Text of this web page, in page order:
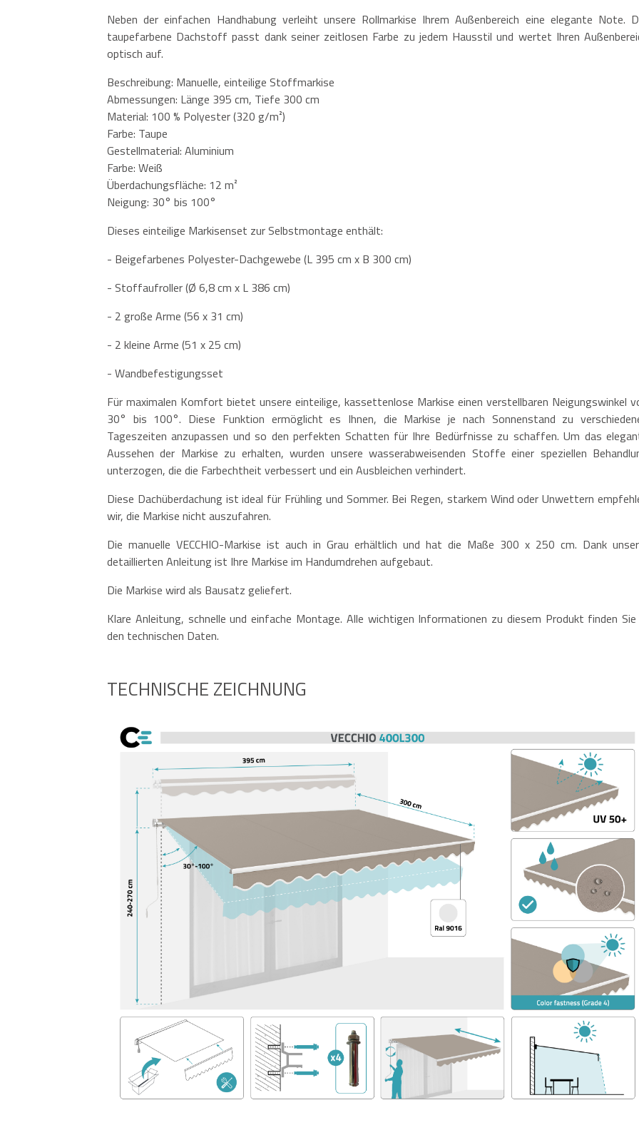
Neben der einfachen Handhabung verleiht unsere Rollmarkise Ihrem Außenbereich eine elegante Note.
taupefarbene Dachstoff passt dank seiner zeitlosen Farbe zu jedem Hausstil und wertet Ihren
optisch auf.
Beschreibung: Manuelle, einteilige Stoffmarkise
Abmessungen: Länge 395 cm, Tiefe 300 cm
Material: 100 % Polyester (320 g/m²)
Farbe: Taupe
Gestellmaterial: Aluminium
Farbe: Weiß
Überdachungsfläche: 12 m²
Neigung: 30° bis 100°
Dieses einteilige Markisenset zur Selbstmontage enthält:
- Beigefarbenes Polyester-Dachgewebe (L 395 cm x B 300 cm)
- Stoffaufroller (Ø 6,8 cm x L 386 cm)
- 2 große Arme (56 x 31 cm)
- 2 kleine Arme (51 x 25 cm)
- Wandbefestigungsset
Für maximalen Komfort bietet unsere einteilige, kassettenlose Markise einen verstellbaren Neigungswinkel
30° bis 100°. Diese Funktion ermöglicht es Ihnen, die Markise je nach Sonnenstand zu
Tageszeiten anzupassen und so den perfekten Schatten für Ihre Bedürfnisse zu schaffen. Um das
Aussehen der Markise zu erhalten, wurden unsere wasserabweisenden Stoffe einer speziellen
unterzogen, die die Farbechtheit verbessert und ein Ausbleichen verhindert.
Diese Dachüberdachung ist ideal für Frühling und Sommer. Bei Regen, starkem Wind oder Unwettern
wir, die Markise nicht auszufahren.
Die manuelle VECCHIO-Markise ist auch in Grau erhältlich und hat die Maße 300 x 250 cm. Dank
detaillierten Anleitung ist Ihre Markise im Handumdrehen aufgebaut.
Die Markise wird als Bausatz geliefert.
Klare Anleitung, schnelle und einfache Montage. Alle wichtigen Informationen zu diesem Produkt finden Sie
den technischen Daten.
TECHNISCHE ZEICHNUNG